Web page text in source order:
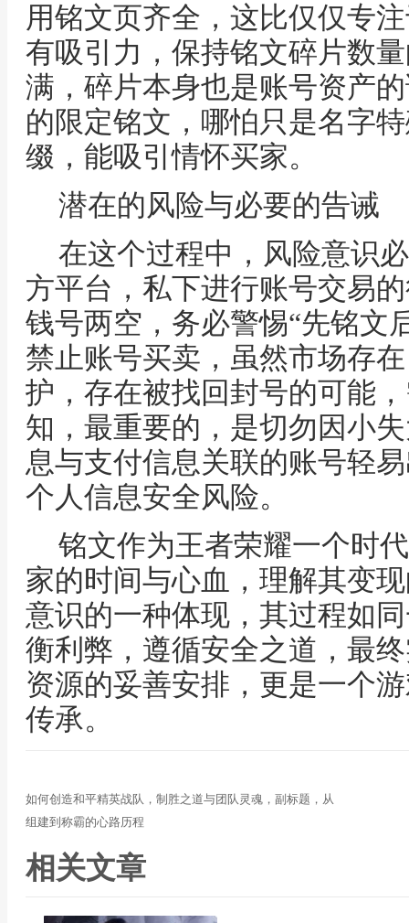
用铭文页齐全，这比仅仅专
有吸引力，保持铭文碎片数
满，碎片本身也是账号资产
的限定铭文，哪怕只是名字
缀，能吸引情怀买家。
潜在的风险与必要的告诫
在这个过程中，风险意识
方平台，私下进行账号交易
钱号两空，务必警惕“先铭文
禁止账号买卖，虽然市场存
护，存在被找回封号的可能
知，最重要的，是切勿因小
息与支付信息关联的账号轻
个人信息安全风险。
铭文作为王者荣耀一个时
家的时间与心血，理解其变
意识的一种体现，其过程如
衡利弊，遵循安全之道，最
资源的妥善安排，更是一个
传承。
如何创造和平精英战队，制胜之道与团队灵魂，副标题，从
组建到称霸的心路历程
相关文章